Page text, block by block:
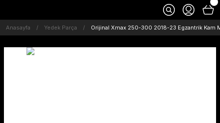
Anasayfa Yedek Parça Orijinal Xmax 250-300 2018-23 Egzantrik Kam